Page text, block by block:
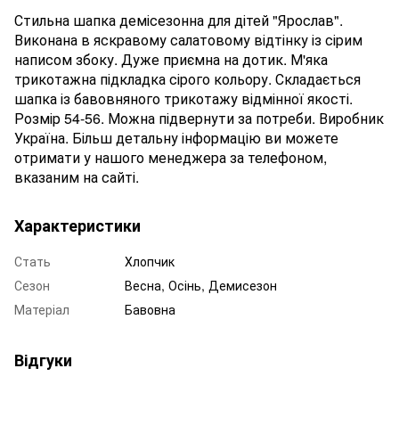
Стильна шапка демісезонна для дітей "Ярослав".
Виконана в яскравому салатовому відтінку із сірим
написом збоку. Дуже приємна на дотик. М'яка
трикотажна підкладка сірого кольору. Складається
шапка із бавовняного трикотажу відмінної якості.
Розмір 54-56. Можна підвернути за потреби. Виробник
Україна. Більш детальну інформацію ви можете
отримати у нашого менеджера за телефоном,
вказаним на сайті.
Характеристики
Стать
Хлопчик
Сезон
Весна, Осінь, Демисезон
Матеріал
Бавовна
Відгуки